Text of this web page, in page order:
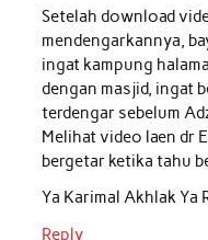
k
p
n
Setelah download
mendengarkannya,
ingat kampung
dengan masjid, ingat
terdengar sebelum
Melihat video laen dr
bergetar ketika tahu
Ya Karimal Akhlak Ya
Reply